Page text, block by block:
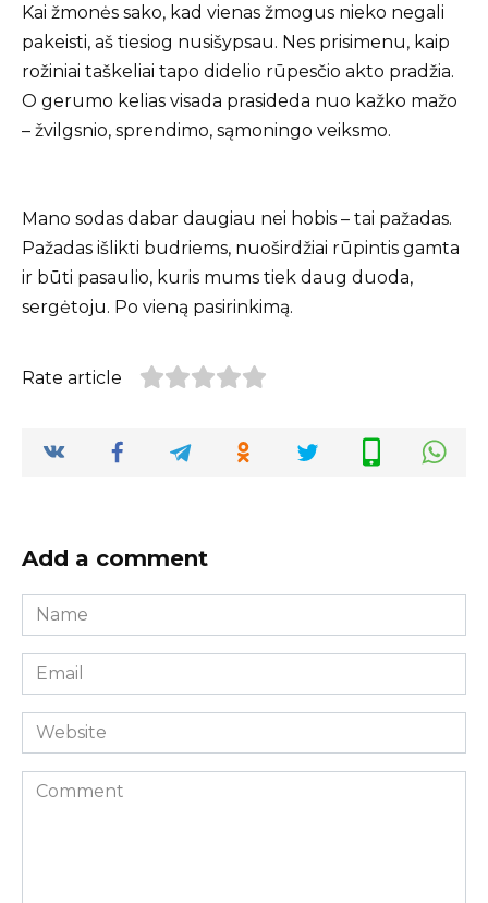
Kai žmonės sako, kad vienas žmogus nieko negali
pakeisti, aš tiesiog nusišypsau. Nes prisimenu, kaip
rožiniai taškeliai tapo didelio rūpesčio akto pradžia.
O gerumo kelias visada prasideda nuo kažko mažo
– žvilgsnio, sprendimo, sąmoningo veiksmo.
Mano sodas dabar daugiau nei hobis – tai pažadas.
Pažadas išlikti budriems, nuoširdžiai rūpintis gamta
ir būti pasaulio, kuris mums tiek daug duoda,
sergėtoju. Po vieną pasirinkimą.
Rate article
Add a comment
Name
*
Email
*
Website
Comment